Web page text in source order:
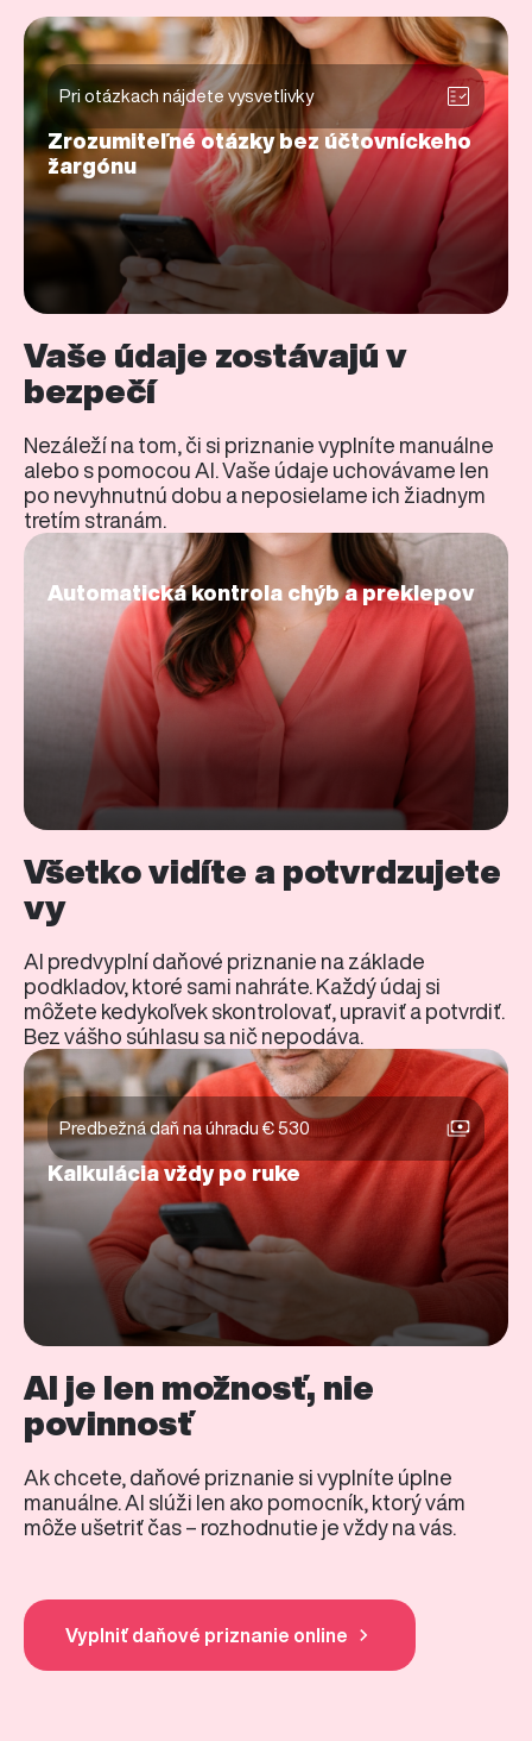
Pri otázkach nájdete vysvetlivky
Zrozumiteľné otázky bez účtovníckeho
žargónu
Vaše údaje zostávajú v
bezpečí
Nezáleží na tom, či si priznanie vyplníte manuálne
alebo s pomocou AI. Vaše údaje uchovávame len
po nevyhnutnú dobu a neposielame ich žiadnym
tretím stranám.
Automatická kontrola chýb a preklepov
Všetko vidíte a potvrdzujete
vy
AI predvyplní daňové priznanie na základe
podkladov, ktoré sami nahráte. Každý údaj si
môžete kedykoľvek skontrolovať, upraviť a potvrdiť.
Bez vášho súhlasu sa nič nepodáva.
Predbežná daň na úhradu € 530
Kalkulácia vždy po ruke
AI je len možnosť, nie
povinnosť
Ak chcete, daňové priznanie si vyplníte úplne
manuálne. AI slúži len ako pomocník, ktorý vám
môže ušetriť čas – rozhodnutie je vždy na vás.
Vyplniť daňové priznanie online